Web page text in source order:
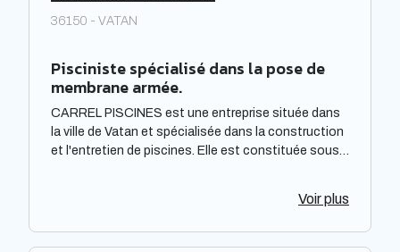
36150 - VATAN
Pisciniste spécialisé dans la pose de
membrane armée.
CARREL PISCINES est une entreprise située dans
la ville de Vatan et spécialisée dans la construction
et l'entretien de piscines. Elle est constituée sous
elle offre des prestations de qualité pour répondre
disposition de ses clients un savoir-faire et une
Voir plus